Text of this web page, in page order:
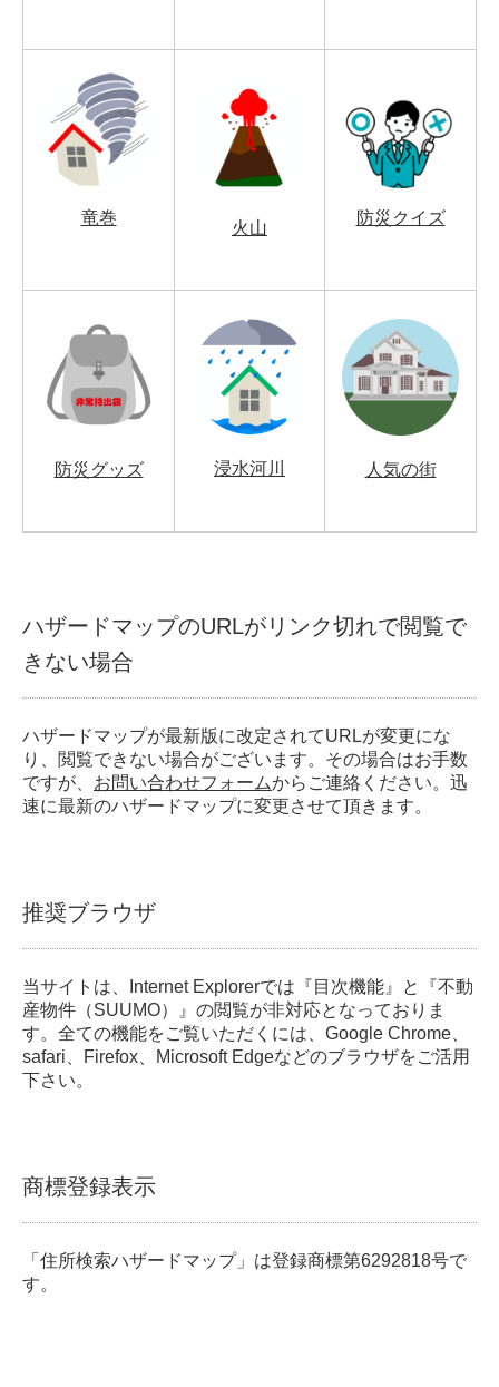
竜巻
火山
防災クイズ
防災グッズ 浸水河川 人気の街
ハザードマップのURLがリンク切れで閲覧で
きない場合
ハザードマップが最新版に改定されてURLが変更にな
り、閲覧できない場合がございます。その場合はお手数
ですが、 お問い合わせフォームからご連絡ください。迅
速に最新のハザードマップに変更させて頂きます。
推奨ブラウザ
当サイトは、Internet Explorerでは『目次機能』と『不動
産物件（SUUMO）』の閲覧が非対応となっておりま
す。全ての機能をご覧いただくには、Google Chrome、
safari、Firefox、Microsoft Edgeなどのブラウザをご活用
下さい。
商標登録表示
「住所検索ハザードマップ」は登録商標第6292818号で
す。